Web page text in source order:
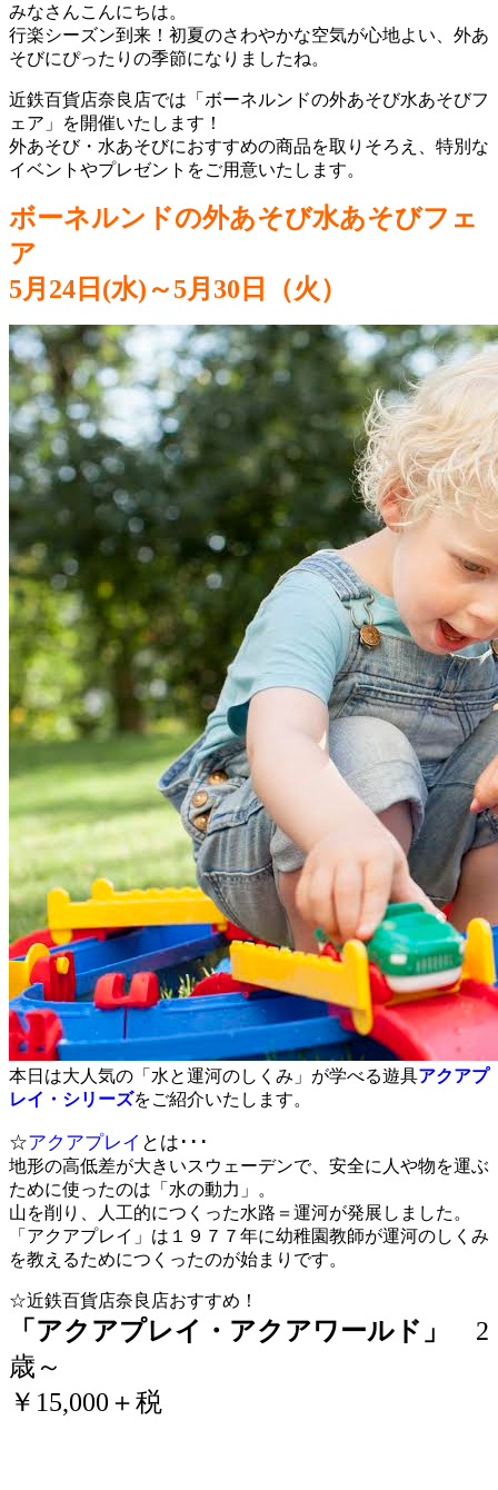
みなさんこんにちは。
行楽シーズン到来！初夏のさわやかな空気が心地よい、外あ
そびにぴったりの季節になりましたね。
近鉄百貨店奈良店では「ボーネルンドの外あそび水あそびフ
ェア」を開催いたします！
外あそび・水あそびにおすすめの商品を取りそろえ、特別な
イベントやプレゼントをご用意いたします。
ボーネルンドの外あそび水あそびフェ
ア
5月24日(水)～5月30日（火）
本日は大人気の「水と運河のしくみ」が学べる遊具アクアプ
レイ・シリーズをご紹介いたします。
☆アクアプレイ とは･･･
地形の高低差が大きいスウェーデンで、安全に人や物を運ぶ
ために使ったのは「水の動力」。
山を削り、人工的につくった水路＝運河が発展しました。
「アクアプレイ」は１９７７年に幼稚園教師が運河のしくみ
を教えるためにつくったのが始まりです。
☆近鉄百貨店奈良店おすすめ！
「アクアプレイ・アクアワールド」
2
歳～
￥15,000＋税